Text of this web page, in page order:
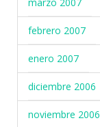
febrero 2007
enero 2007
diciembre 2006
noviembre 2006